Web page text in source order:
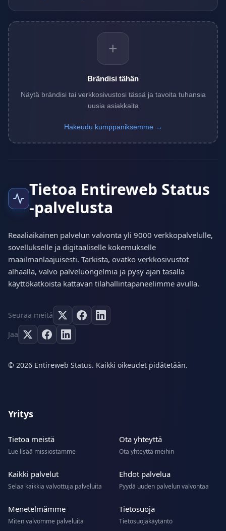
+
Brändisi tähän
Näytä brändisi tai verkkosivustosi tässä ja tavoita tuhansia
uusia asiakkaita
Hakeudu kumppaniksemme →
Tietoa Entireweb Status
-palvelusta
Reaaliaikainen palvelun valvonta yli 9000 verkkopalvelulle,
sovellukselle ja digitaaliselle kokemukselle
maailmanlaajuisesti. Tarkista, ovatko verkkosivustot
alhaalla, valvo palveluongelmia ja pysy ajan tasalla
käyttökatkoista kattavan tilahallintapaneelimme avulla.
Seuraa meitä
Jaa
© 2026 Entireweb Status. Kaikki oikeudet pidätetään.
Yritys
Tietoa meistä
Lue lisää missiostamme
Ota yhteyttä
Ota yhteyttä meihin
Kaikki palvelut
Selaa kaikkia valvottuja palveluita
Ehdot palvelua
Pyydä uuden palvelun valvontaa
Menetelmämme
Miten valvomme palveluita
Tietosuoja
Tietosuojakäytäntö